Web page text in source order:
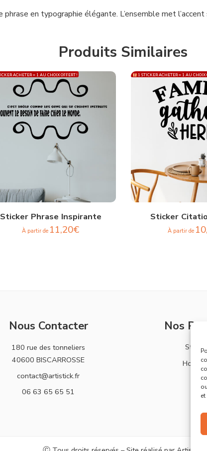
phrase en typographie élégante. L’ensemble met
Produits Similaires
ACHETER = 1 AU CHOIX OFFERT !
Sticker Phrase Inspirante
À partir de 11,20€
1 STICKER ACHETER = 1 AU CHOIX
Sticker
À partir de
Nous Contacter
180 rue des tonneliers
40600 BISCARROSSE
contact@artistick.fr
06 63 65 65 51
Nos
Stickers